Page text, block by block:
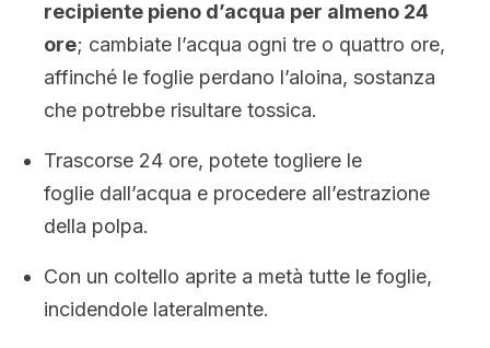
recipiente pieno d’acqua per almeno 24
ore; cambiate l’acqua ogni tre o quattro ore,
affinché le foglie perdano l’aloina, sostanza
che potrebbe risultare tossica.
Trascorse 24 ore, potete togliere le
foglie dall’acqua e procedere all’estrazione
della polpa.
Con un coltello aprite a metà tutte le foglie,
incidendole lateralmente.